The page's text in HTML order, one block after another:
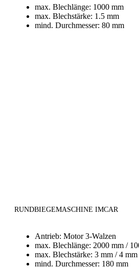
max. Blechlänge: 1000 mm
max. Blechstärke: 1.5 mm
mind. Durchmesser: 80 mm
RUNDBIEGEMASCHINE IMCAR
Antrieb: Motor 3-Walzen
max. Blechlänge: 2000 mm /
max. Blechstärke: 3 mm / 4
mind. Durchmesser: 180 mm